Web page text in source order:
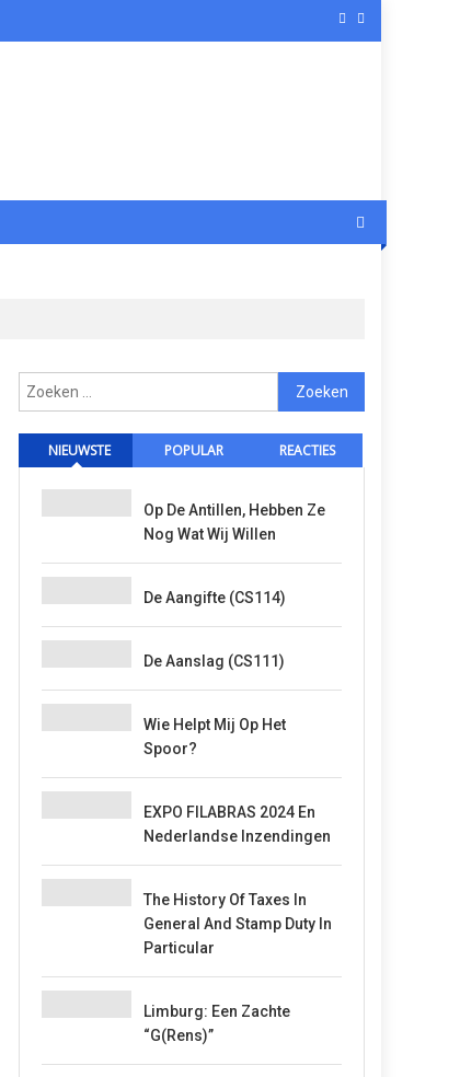
Zoeken
naar:
NIEUWSTE POPULAR REACTIES
Op De Antillen, Hebben Ze
Nog Wat Wij Willen
De Aangifte (CS114)
De Aanslag (CS111)
Wie Helpt Mij Op Het
Spoor?
EXPO FILABRAS 2024 En
Nederlandse Inzendingen
The History Of Taxes In
General And Stamp Duty In
Particular
Limburg: Een Zachte
“G(rens)”